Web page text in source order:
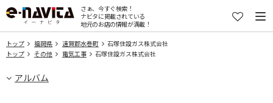
さぁ、今すぐ検索！
ナビタに掲載されている
地元のお店の情報が満載！
トップ 福岡県 遠賀郡水巻町
石塚住設ガス株式会社
トップ
その他 電気工事 石塚住設ガス株式会社
アルバム